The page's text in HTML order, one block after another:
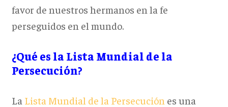
favor de nuestros hermanos en la fe
perseguidos en el mundo.
¿Qué es la Lista Mundial de la
Persecución?
La Lista Mundial de la Persecución es una